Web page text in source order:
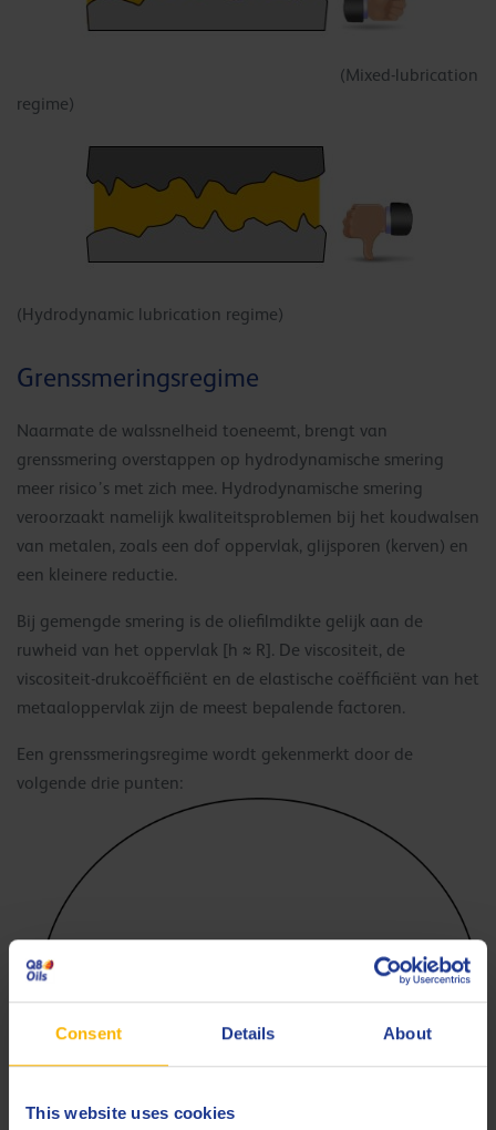
Consent Details About
This website uses cookies
(Mixed-lubrication
regime)
(Hydrodynamic lubrication regime)
Grenssmeringsregime
Naarmate de walssnelheid toeneemt, brengt van
grenssmering overstappen op hydrodynamische smering
meer risico’s met zich mee. Hydrodynamische smering
veroorzaakt namelijk kwaliteitsproblemen bij het koudwalsen
van metalen, zoals een dof oppervlak, glijsporen (kerven) en
een kleinere reductie.
Bij gemengde smering is de oliefilmdikte gelijk aan de
ruwheid van het oppervlak [h ≈ R]. De viscositeit, de
viscositeit-drukcoëfficiënt en de elastische coëfficiënt van het
metaaloppervlak zijn de meest bepalende factoren.
Een grenssmeringsregime wordt gekenmerkt door de
volgende drie punten: